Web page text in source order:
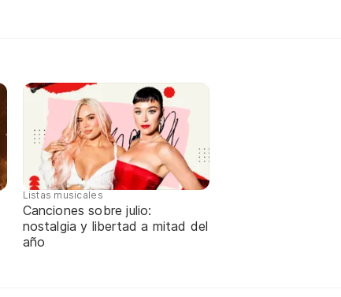
Listas musicales
Canciones sobre julio:
nostalgia y libertad a mitad del
año